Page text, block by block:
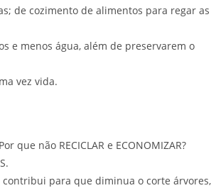
de cozimento de alimentos para regar as
e menos água, além de preservarem o
vez vida.
não RECICLAR e ECONOMIZAR?
para que diminua o corte árvores,